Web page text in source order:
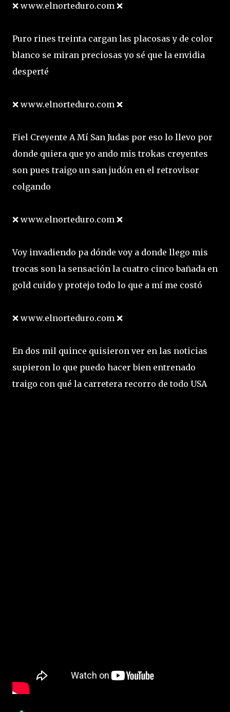
❌ www.elnorteduro.com ❌
Puro rines treinta cargan las placosas y de color
blanco se miran preciosas yo sé que la envidia
desperté
❌ www.elnorteduro.com ❌
Fiel Creyente A Mí San Judas por eso lo llevo por
donde quiera que yo ando mis trokas creyentes
son pues traigo un san judón en el retrovisor
colgando
❌ www.elnorteduro.com ❌
Voy invadiendo pa dónde voy a donde llego mis
trocas son la sensación la cuatro cinco bañada en
gold cuido y protejo todo lo que a mí me costó
❌ www.elnorteduro.com ❌
En dos mil quince quisieron ver en las noticias
supieron lo que puedo hacer bien entrenado
traigo con qué la carretera recorro de todo USA